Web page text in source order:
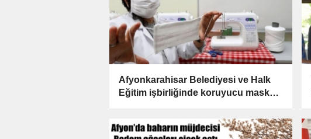
Afyonkarahisar Belediyesi ve Halk
Eğitim işbirliğinde koruyucu maske